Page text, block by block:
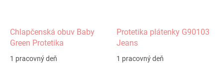
Chlapčenská obuv Baby
Green Protetika
1 pracovný deň
Protetika plátenky G90103
Jeans
1 pracovný deň